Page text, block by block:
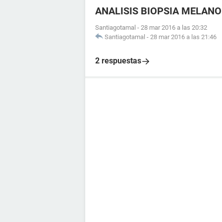
ANALISIS BIOPSIA
Santiagotamal - 28 mar 2016 a las 20:32
Santiagotamal - 28 mar 2016 a las 21:46
2 respuestas